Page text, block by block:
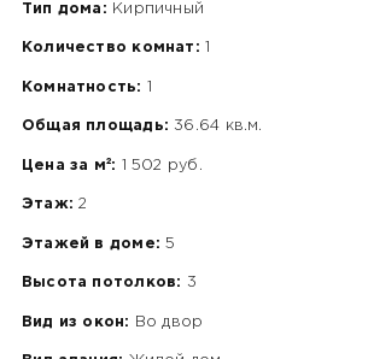
Тип дома: Кирпичный
Количество комнат: 1
Комнатность: 1
Общая площадь: 36.64 кв.м.
Цена за м²: 1 502 руб.
Этаж: 2
Этажей в доме: 5
Высота потолков: 3
Вид из окон: Во двор